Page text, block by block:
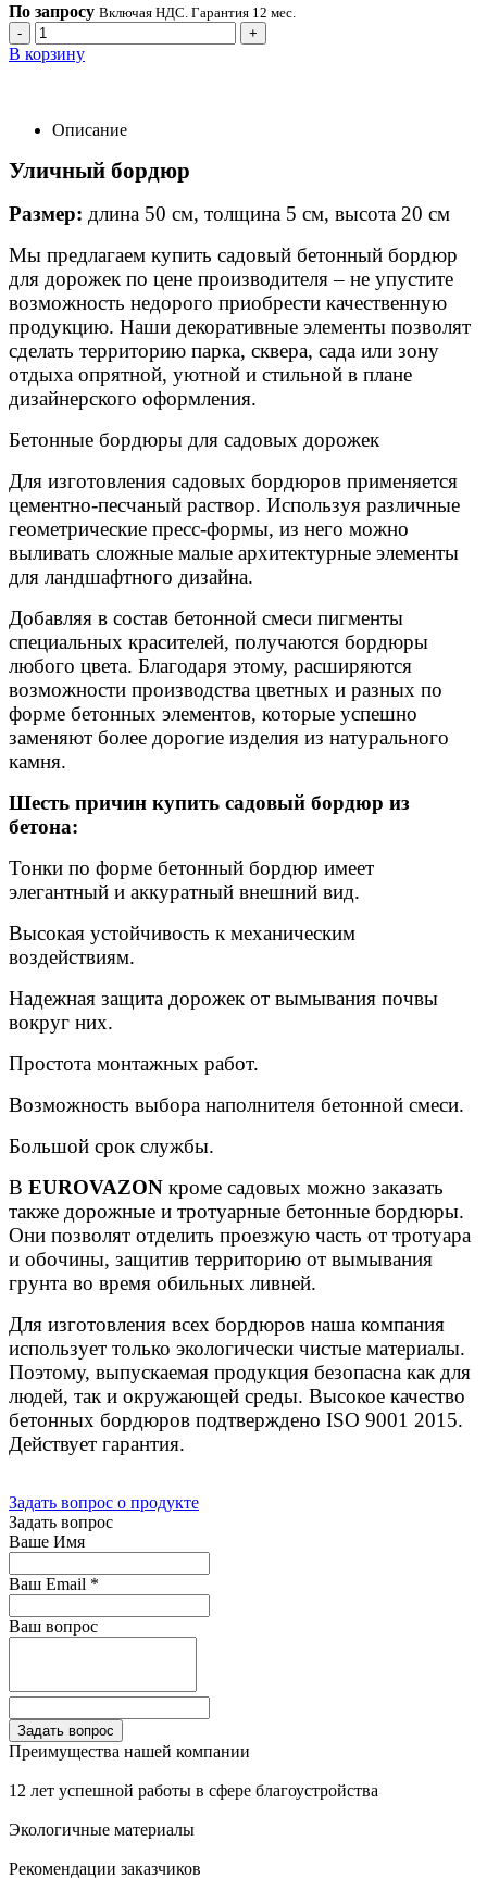
По запросу Включая НДС. Гарантия 12 мес.
-
+
В корзину
Описание
Уличный бордюр
Размер: длина 50 см, толщина 5 см, высота 20 см
Мы предлагаем купить садовый бетонный бордюр
для дорожек по цене производителя – не упустите
возможность недорого приобрести качественную
продукцию. Наши декоративные элементы позволят
сделать территорию парка, сквера, сада или зону
отдыха опрятной, уютной и стильной в плане
дизайнерского оформления.
Бетонные бордюры для садовых дорожек
Для изготовления садовых бордюров применяется
цементно-песчаный раствор. Используя различные
геометрические пресс-формы, из него можно
выливать сложные малые архитектурные элементы
для ландшафтного дизайна.
Добавляя в состав бетонной смеси пигменты
специальных красителей, получаются бордюры
любого цвета. Благодаря этому, расширяются
возможности производства цветных и разных по
форме бетонных элементов, которые успешно
заменяют более дорогие изделия из натурального
камня.
Шесть причин купить садовый бордюр из
бетона:
Тонки по форме бетонный бордюр имеет
элегантный и аккуратный внешний вид.
Высокая устойчивость к механическим
воздействиям.
Надежная защита дорожек от вымывания почвы
вокруг них.
Простота монтажных работ.
Возможность выбора наполнителя бетонной смеси.
Большой срок службы.
В EUROVAZON кроме садовых можно заказать
также дорожные и тротуарные бетонные бордюры.
Они позволят отделить проезжую часть от тротуара
и обочины, защитив территорию от вымывания
грунта во время обильных ливней.
Для изготовления всех бордюров наша компания
использует только экологически чистые материалы.
Поэтому, выпускаемая продукция безопасна как для
людей, так и окружающей среды. Высокое качество
бетонных бордюров подтверждено ISO 9001 2015.
Действует гарантия.
Задать вопрос о продукте
Задать вопрос
Ваше Имя
Ваш Email *
Ваш вопрос
Преимущества нашей компании
12 лет успешной работы в сфере благоустройства
Экологичные материалы
Рекомендации заказчиков